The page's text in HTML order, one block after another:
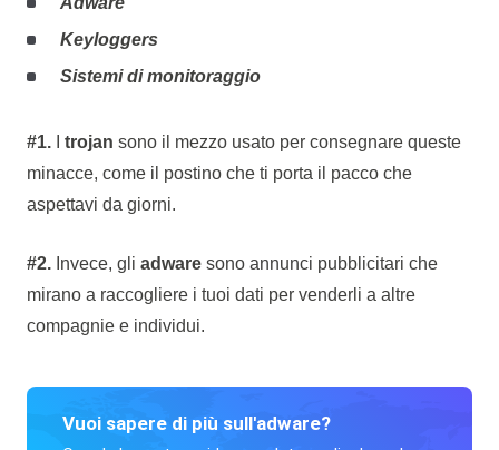
Keyloggers
Sistemi di monitoraggio
#1.I trojan sono il mezzo usato per consegnare queste
minacce, come il postino che ti porta il pacco che
aspettavi da giorni.
#2.Invece, gli adwaresono annunci pubblicitari che
mirano a raccogliere i tuoi dati per venderli a altre
compagnie e individui.
Vuoi sapere di più sull'adware?